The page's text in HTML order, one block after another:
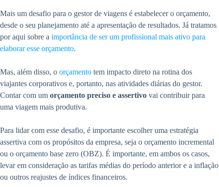
Mais um desafio para o gestor de viagens é estabelecer o orçamento,
desde o seu planejamento até a apresentação de resultados. Já tratamos
por aqui sobre a importância de ser um profissional mais ativo para
elaborar esse orçamento.
Mas, além disso, o orçamento tem impacto direto na rotina dos
viajantes corporativos e, portanto, nas atividades diárias do gestor.
Contar com um orçamento preciso e assertivo vai contribuir para
uma viagem mais produtiva.
Para lidar com esse desafio, é importante escolher uma estratégia
assertiva com os propósitos da empresa, seja o orçamento incremental
ou o orçamento base zero (OBZ). É importante, em ambos os casos,
levar em consideração as tarifas médias do período anterior e a inflação
ou outros reajustes de índices financeiros.